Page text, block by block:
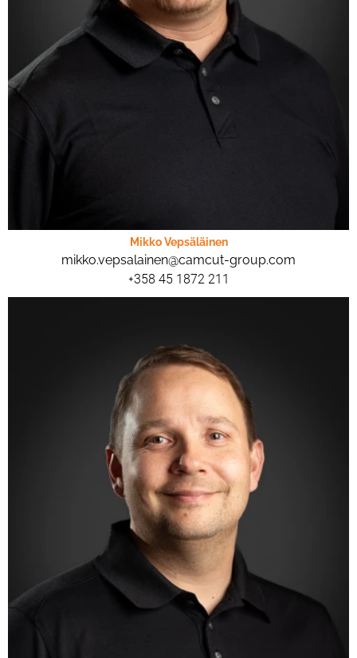
Mikko Vepsäläinen
mikko.vepsalainen@camcut-group.com
+358 45 1872 211